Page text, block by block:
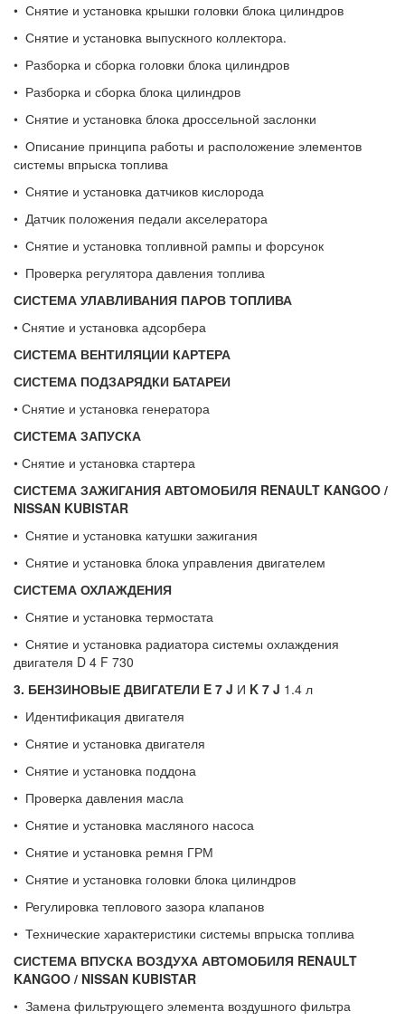
• Снятие и установка крышки головки блока цилиндров
• Снятие и установка выпускного коллектора.
• Разборка и сборка головки блока цилиндров
• Разборка и сборка блока цилиндров
• Снятие и установка блока дроссельной заслонки
• Описание принципа работы и расположение элементов
системы впрыска топлива
• Снятие и установка датчиков кислорода
• Датчик положения педали акселератора
• Снятие и установка топливной рампы и форсунок
• Проверка регулятора давления топлива
СИСТЕМА УЛАВЛИВАНИЯ ПАРОВ ТОПЛИВА
• Снятие и установка адсорбера
СИСТЕМА ВЕНТИЛЯЦИИ КАРТЕРА
СИСТЕМА ПОДЗАРЯДКИ БАТАРЕИ
• Снятие и установка генератора
СИСТЕМА ЗАПУСКА
• Снятие и установка стартера
СИСТЕМА ЗАЖИГАНИЯ АВТОМОБИЛЯ RENAULT KANGOO /
NISSAN KUBISTAR
• Снятие и установка катушки зажигания
• Снятие и установка блока управления двигателем
СИСТЕМА ОХЛАЖДЕНИЯ
• Снятие и установка термостата
• Снятие и установка радиатора системы охлаждения
двигателя D 4 F 730
3. БЕНЗИНОВЫЕ ДВИГАТЕЛИ E 7 J И K 7 J 1.4 л
• Идентификация двигателя
• Снятие и установка двигателя
• Снятие и установка поддона
• Проверка давления масла
• Снятие и установка масляного насоса
• Снятие и установка ремня ГРМ
• Снятие и установка головки блока цилиндров
• Регулировка теплового зазора клапанов
• Технические характеристики системы впрыска топлива
СИСТЕМА ВПУСКА ВОЗДУХА АВТОМОБИЛЯ RENAULT
KANGOO / NISSAN KUBISTAR
• Замена фильтрующего элемента воздушного фильтра